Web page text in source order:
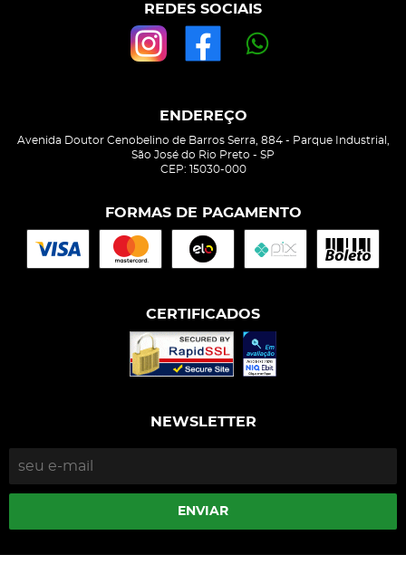
REDES SOCIAIS
ENDEREÇO
Avenida Doutor Cenobelino de Barros Serra, 884- Parque Industrial,
São José do Rio Preto - SP
CEP: 15030-000
FORMAS DE PAGAMENTO
CERTIFICADOS
NEWSLETTER
ENVIAR